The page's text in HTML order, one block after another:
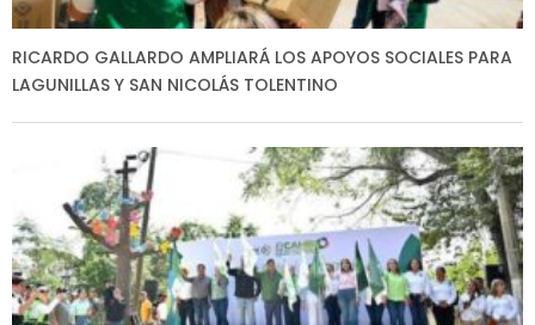
RICARDO GALLARDO AMPLIARÁ LOS APOYOS SOCIALES PARA
LAGUNILLAS Y SAN NICOLÁS TOLENTINO